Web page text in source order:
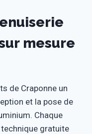
mesure
de Craponne un
et la pose de
Chaque
gratuite